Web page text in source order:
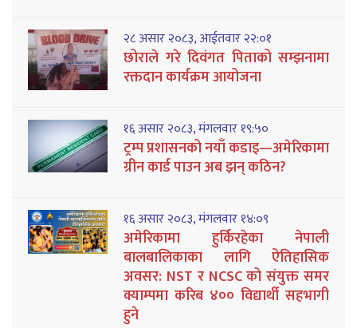
२८ असार २०८३, आईतवार २२:०१
छोराले गरे दिवंगत पिताको सम्झनामा
रक्तदान कार्यक्रम आयोजना
१६ असार २०८३, मंगलवार १९:५०
ट्रम्प प्रशासनको नयाँ कडाइ—अमेरिकामा
ग्रीन कार्ड पाउन अब झन् कठिन?
१६ असार २०८३, मंगलवार १४:०९
अमेरिकामा हुर्किरहेका नेपाली
बालबालिकाका लागि ऐतिहासिक
अवसर: NST र NCSC को संयुक्त समर
क्याम्पमा करिब ४०० विद्यार्थी सहभागी
हुने